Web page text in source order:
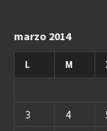
marzo 2014
L M
3
4